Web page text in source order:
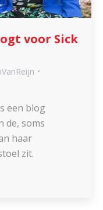
voor Sick
een blog
de, soms
haar
zit.